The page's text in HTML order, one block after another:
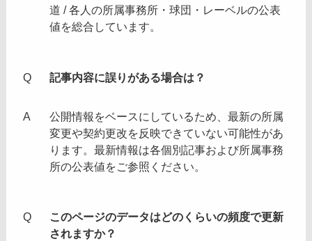
道 / 各人の所属事務所・球団・レーベルの公表
値を総合しています。
記事内容に誤りがある場合は？
公開情報をベースにしているため、最新の所属
変更や契約更改を反映できていない可能性があ
ります。最新情報は各個別記事および所属事務
所の公表値をご参照ください。
このページのデータはどのくらいの頻度で更新
されますか？